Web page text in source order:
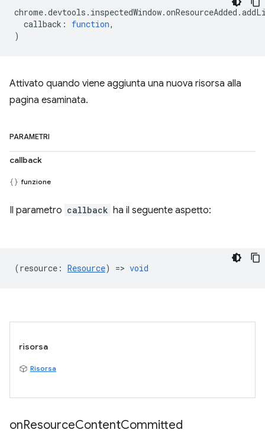
chrome.devtools . inspectedWindow.onResourceAdded .
callback : function,
)
Attivato quando viene aggiunta una nuova risorsa alla
pagina esaminata.
PARAMETRI
callback
funzione
Il parametro callback ha il seguente aspetto:
(resource : Resource) => void
risorsa
Risorsa
onResourceContentCommitted